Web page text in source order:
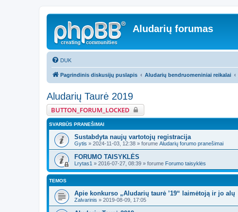
Aludarių forumas
DUK
Pagrindinis diskusijų puslapis Aludarių bendruomeniniai reikalai
Aludarių Taurė 2019
BUTTON_FORUM_LOCKED
SVARBŪS PRANEŠIMAI
Sustabdyta naujų vartotojų registracija
Gytis » 2024-11-03, 12:38 » forume Aludarių forumo pranešimai
FORUMO TAISYKLĖS
Lrytas1 » 2016-07-27, 08:39 » forume Forumo taisyklės
TEMOS
Apie konkurso „Aludarių taurė ’19“ laimėtoją ir jo alų
Zalvarinis » 2019-08-09, 17:05